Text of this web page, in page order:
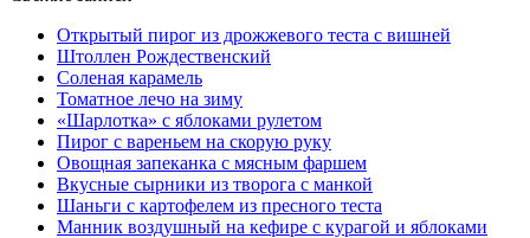
Открытый пирог из дрожжевого теста с вишней
Штоллен Рождественский
Соленая карамель
Томатное лечо на зиму
«Шарлотка» с яблоками рулетом
Пирог с вареньем на скорую руку
Овощная запеканка с мясным фаршем
Вкусные сырники из творога с манкой
Шаньги с картофелем из пресного теста
Манник воздушный на кефире с курагой и яблоками